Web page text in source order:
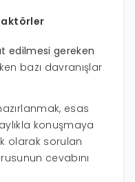
edilmesi gereken
bazı davranışlar
esas
konuşmaya
olarak sorulan
cevabını